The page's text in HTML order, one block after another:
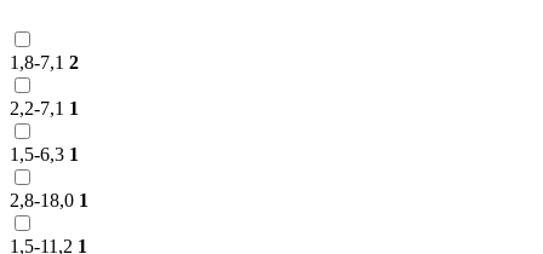
1,8-7,1 2
2,2-7,1 1
1,5-6,3 1
2,8-18,0 1
1,5-11,2 1